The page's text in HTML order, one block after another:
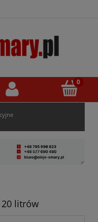
20 litrów